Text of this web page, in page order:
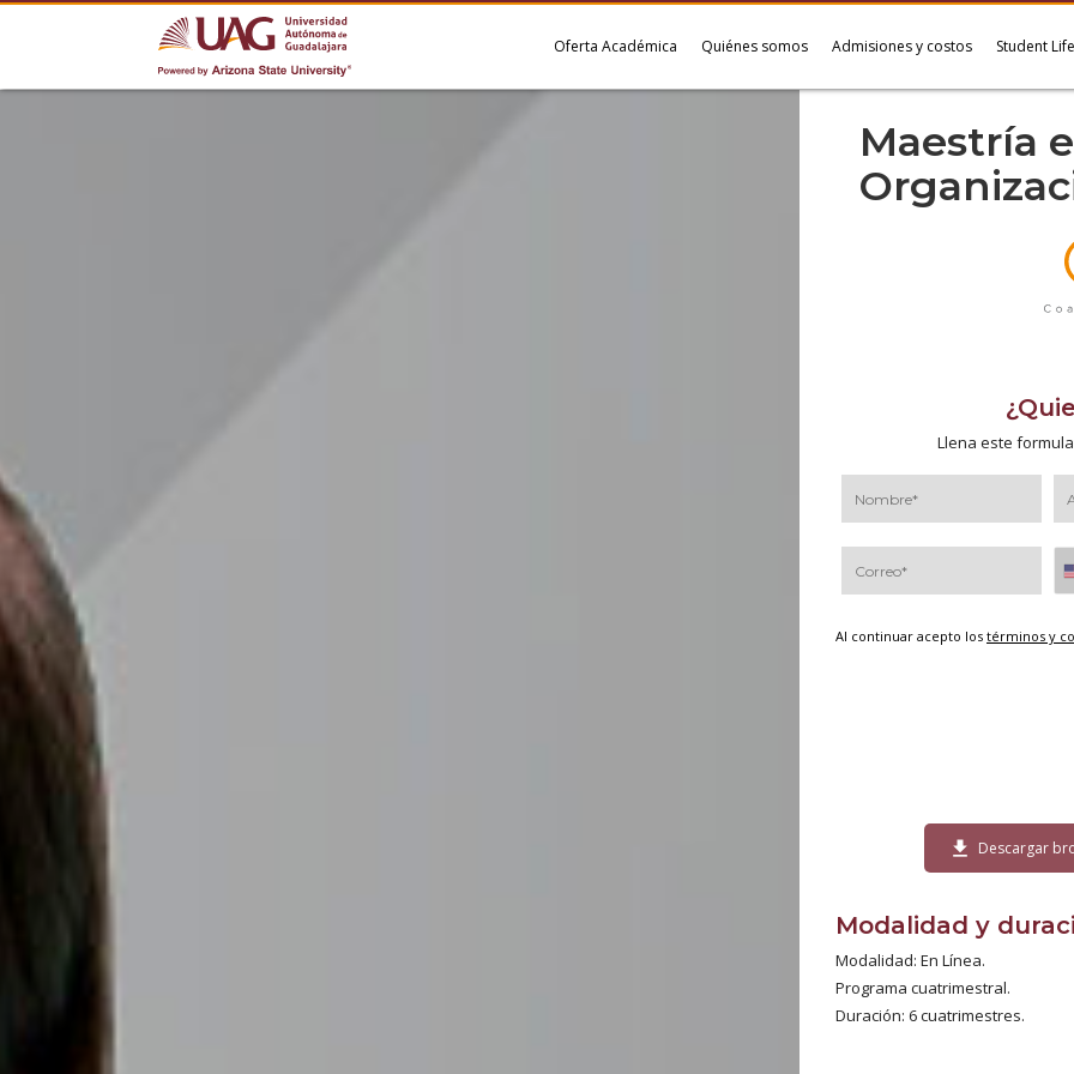
Oferta Académica Quiénes somos Admisiones y costos Student Life
Maestría
Llena este
Al continuar acepto los términos y
download Descargar
Modalidad y
Modalidad: En Línea.
Programa cuatrimestral.
Duración: 6 cuatrimestres.